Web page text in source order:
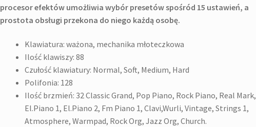
procesor efektów umożliwia wybór presetów spośród 15 ustawień, a
prostota obsługi przekona do niego każdą osobę.
Klawiatura: ważona, mechanika młoteczkowa
Ilość klawiszy: 88
Czułość klawiatury: Normal, Soft, Medium, Hard
Polifonia: 128
Ilość brzmień: 32 Classic Grand, Pop Piano, Rock Piano, Real Mark,
El.Piano 1, El.Piano 2, Fm Piano 1, Clavi,Wurli, Vintage, Strings 1,
Atmosphere, Warmpad, Rock Org, Jazz Org, Church.